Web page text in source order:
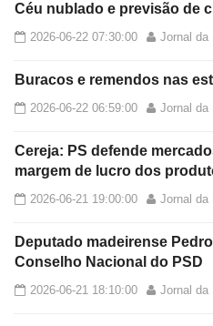
Céu nublado e previsão de
2026-06-22 07:30:00 Jornal da
Buracos e remendos nas
2026-06-22 06:59:00 Jornal da
Cereja: PS defende
margem de lucro dos
2026-06-21 19:00:00 Jornal da
Deputado madeirense
Conselho Nacional do PSD
2026-06-21 18:10:00 Jornal da